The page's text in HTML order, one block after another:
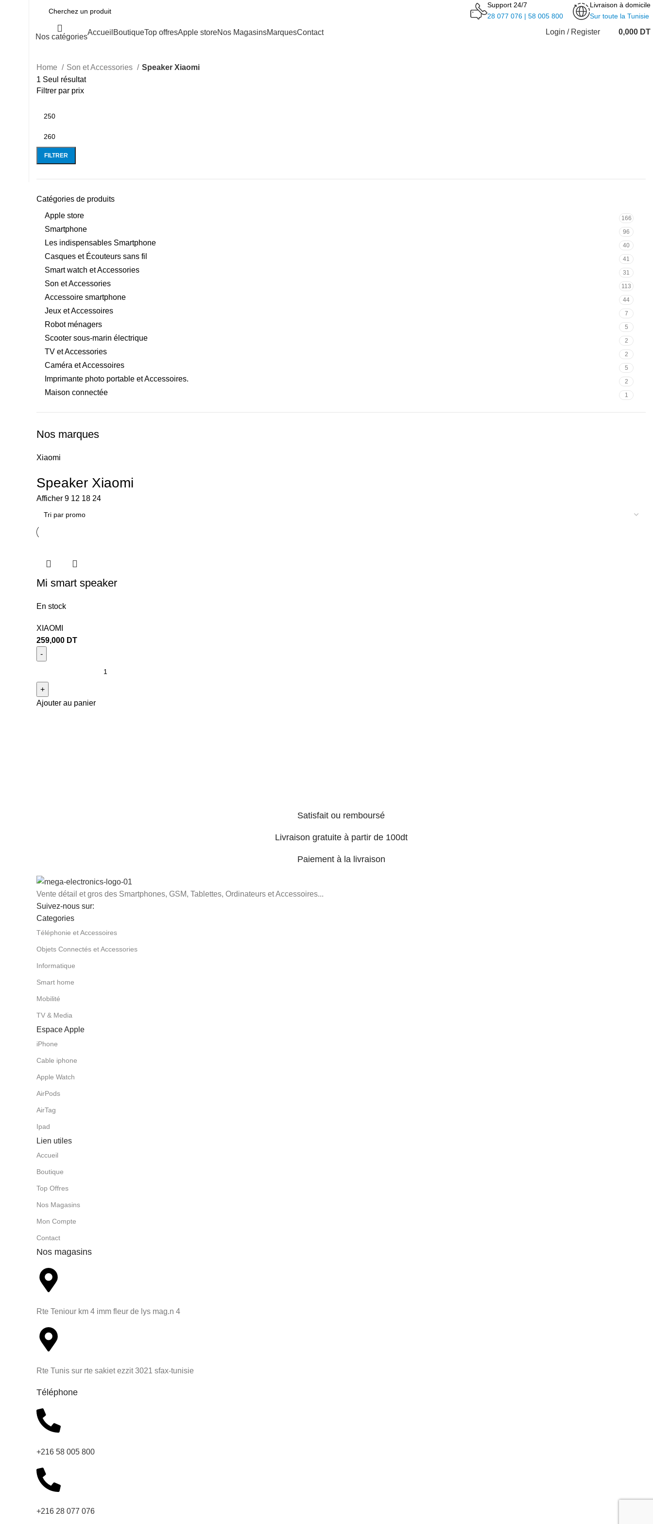
Support 24/7
28 077 076 | 58 005 800
Livraison à domicile
Sur toute la Tunisie
Nos catégories
Accueil BoutiqueTop offresApple storeNos MagasinsMarquesContact Login / Register 0,000 DT
Home Son et Accessories
Speaker Xiaomi
1 Seul résultat
Filtrer par prix
FILTRER
Catégories de produits
Apple store
166
Smartphone 96
Les indispensables Smartphone 40
Casques et Écouteurs sans fil 41
Smart watch et Accessories 31
Son et Accessories 113
Accessoire smartphone 44
Jeux et Accessoires 7
Robot ménagers 5
Scooter sous-marin électrique 2
TV et Accessories 2
Caméra et Accessoires 5
Imprimante photo portable et Accessoires. 2
Maison connectée 1
Nos marques
Xiaomi
Speaker Xiaomi
Afficher 9 12 18 24
Mi smart speaker
En stock
XIAOMI
259,000 DT
Ajouter au panier
Satisfait ou remboursé
Livraison gratuite à partir de 100dt
Paiement à la livraison
Vente détail et gros des Smartphones, GSM, Tablettes, Ordinateurs et Accessoires...
Suivez-nous sur:
Categories
Téléphonie et Accessoires
Objets Connectés et Accessories
Informatique
Smart home
Mobilité
TV & Media
Espace Apple
iPhone
Cable iphone
Apple Watch
AirPods
AirTag
Ipad
Lien utiles
Accueil
Boutique
Top Offres
Nos Magasins
Mon Compte
Contact
Nos magasins
Rte Teniour km 4 imm fleur de lys mag.n 4
Rte Tunis sur rte sakiet ezzit 3021 sfax-tunisie
Téléphone
+216 58 005 800
+216 28 077 076